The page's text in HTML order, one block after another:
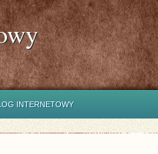
INTERNETOWY